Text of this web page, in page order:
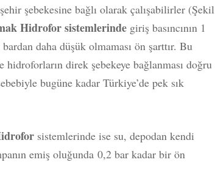
şebekesine bağlı olarak çalışabilirler (Şekil
Hidrofor sistemlerindegiriş basıncının 1
daha düşük olmaması ön şarttır. Bu
direk şebekeye bağlanması doğru
bugüne kadar Türkiye’de pek sık
sistemlerinde ise su, depodan kendi
emiş oluğunda 0,2 bar kadar bir ön